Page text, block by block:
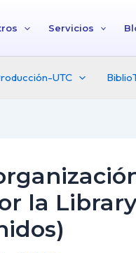
Servicios
UTC
la